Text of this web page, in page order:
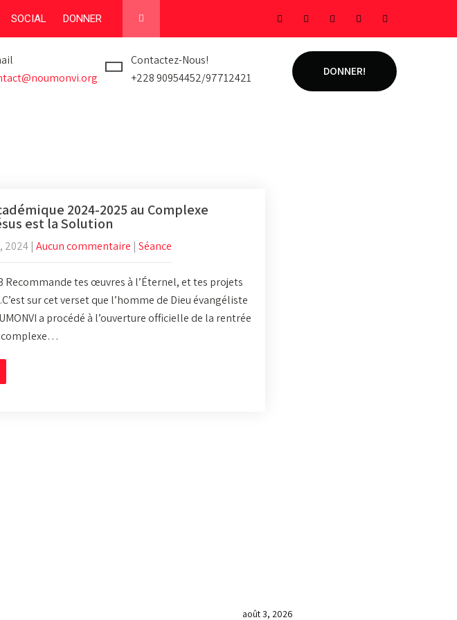
SOCIAL DONNER
Contactez-Nous!
+228 90954452/97712421
DONNER!
2024-2025 au Complexe
est la Solution
2024| Aucun commentaire | Séance
Recommande tes œuvres à l’Éternel, et tes projets
sur cet verset que l’homme de Dieu évangéliste
a procédé à l’ouverture officielle de la rentrée
complexe…
août 3, 2026